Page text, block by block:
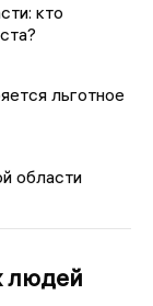
кто
льготное
области
людей